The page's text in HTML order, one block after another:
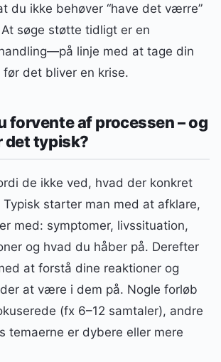
du ikke behøver “have det værre”
søge støtte tidligt er en
linje med at tage din
det bliver en krise.
forvente af processen – og
det typisk?
de ikke ved, hvad der konkret
starter man med at afklare,
med: symptomer, livssituation,
og hvad du håber på. Derefter
at forstå dine reaktioner og
at være i dem på. Nogle forløb
(fx 6–12 samtaler), andre
temaerne er dybere eller mere